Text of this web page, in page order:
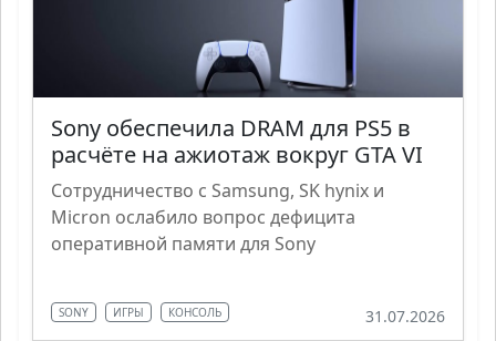
Sony обеспечила DRAM для PS5 в
расчёте на ажиотаж вокруг GTA VI
Сотрудничество с Samsung, SK hynix и
Micron ослабило вопрос дефицита
оперативной памяти для Sony
SONY ИГРЫ КОНСОЛЬ 31.07.2026